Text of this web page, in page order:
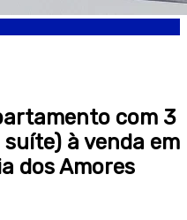
com 3
à venda em
dos Amores